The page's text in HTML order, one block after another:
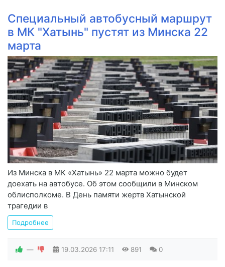
Специальный автобусный маршрут
в МК "Хатынь" пустят из Минска 22
марта
Из Минска в МК «Хатынь» 22 марта можно будет
доехать на автобусе. Об этом сообщили в Минском
облисполкоме. В День памяти жертв Хатынской
трагедии в
Подробнее
— 19.03.2026 17:11 891 0